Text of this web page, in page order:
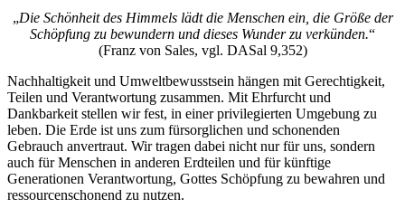
„Die Schönheit des Himmels lädt die Menschen ein, die Größe der
Schöpfung zu bewundern und dieses Wunder zu verkünden.“
(Franz von Sales, vgl. DASal 9,352)
Nachhaltigkeit und Umweltbewusstsein hängen mit Gerechtigkeit,
Teilen und Verantwortung zusammen. Mit Ehrfurcht und
Dankbarkeit stellen wir fest, in einer privilegierten Umgebung zu
leben. Die Erde ist uns zum fürsorglichen und schonenden
Gebrauch anvertraut. Wir tragen dabei nicht nur für uns, sondern
auch für Menschen in anderen Erdteilen und für künftige
Generationen Verantwortung, Gottes Schöpfung zu bewahren und
ressourcenschonend zu nutzen.